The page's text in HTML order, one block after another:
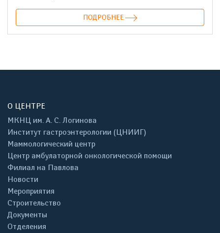
ПОДРОБНЕЕ
О ЦЕНТРЕ
МКНЦ им. А. С. Логинова
Институт гастроэнтерологии (ЦНИИГ)
Маммологический центр
Центр амбулаторной онкологической помощи
Филиал на Павлова
Новости
Мероприятия
Строительство
Документы
Отделения